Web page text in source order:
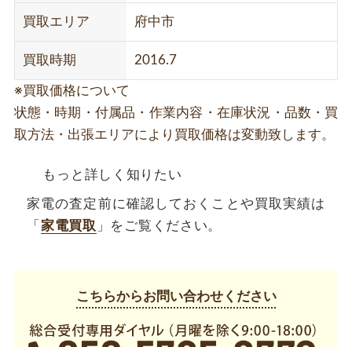
買取エリア 府中市
買取時期 2016.7
※買取価格について
状態・時期・付属品・作業内容・在庫状況・品数・買
取方法・出張エリアにより買取価格は変動致します。
もっと詳しく知りたい
家電の査定前に確認しておくことや買取実績は
「 家電買取 」をご覧ください。
こちらからお問い合わせください